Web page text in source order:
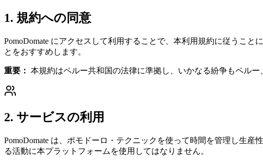
1. 規約への同意
PomoDomate にアクセスして利用することで、本利用規約に従うこ
とをおすすめします。
重要： 本規約はペルー共和国の法律に準拠し、いかなる紛争もペル
2. サービスの利用
PomoDomate は、ポモドーロ・テクニックを使って時間を管理し生
る活動に本プラットフォームを使用してはなりません。